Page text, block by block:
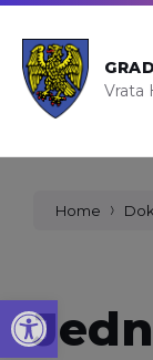
Open toolbar
Vrata
Home